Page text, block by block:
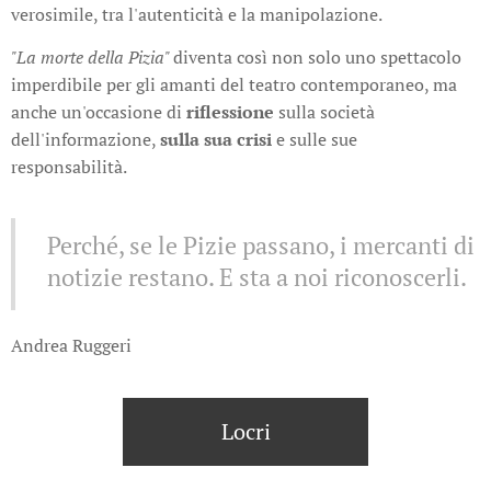
verosimile, tra l'autenticità e la manipolazione.
"La morte della Pizia"diventa così non solo uno spettacolo
imperdibile per gli amanti del teatro contemporaneo, ma
anche un'occasione di riflessione sulla società
dell'informazione,sulla sua crisie sulle sue
responsabilità.
Perché, se le Pizie passano, i mercanti di
notizie restano. E sta a noi riconoscerli.
Andrea Ruggeri
Locri